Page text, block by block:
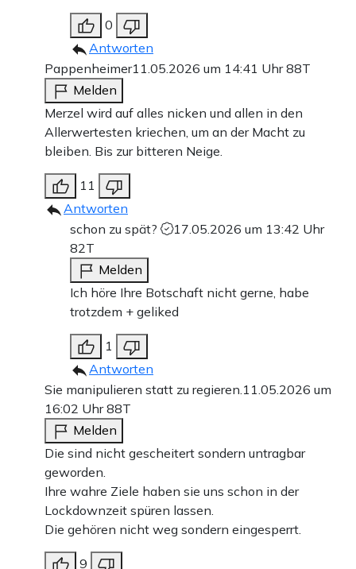
0
Antworten
Pappenheimer11.05.2026 um 14:41 Uhr88T
Melden
Merzel wird auf alles nicken und allen in den
Allerwertesten kriechen, um an der Macht zu
bleiben. Bis zur bitteren Neige.
11
Antworten
schon zu spät?
17.05.2026 um 13:42 Uhr
82T
Melden
Ich höre Ihre Botschaft nicht gerne, habe
trotzdem + geliked
1
Antworten
Sie manipulieren statt zu regieren.11.05.2026 um
16:02 Uhr88T
Melden
Die sind nicht gescheitert sondern untragbar
geworden.
Ihre wahre Ziele haben sie uns schon in der
Lockdownzeit spüren lassen.
Die gehören nicht weg sondern eingesperrt.
9